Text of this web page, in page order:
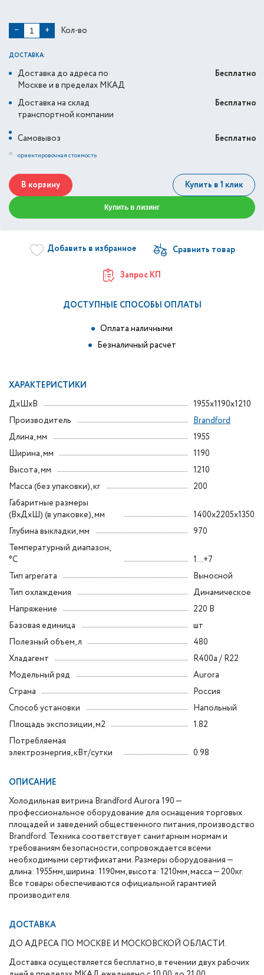
− + Кол-во
ДОСТАВКА:
Доставка до адреса по
Москве и в пределах МКАД
Бесплатно
Доставка на склад
транспортной компании
Бесплатно
Самовывоз
Бесплатно
* ориентировочная стоимость
В корзину Купить в 1 клик
Купить в лизинг
Добавить в избранное
Запрос КП
ДОСТУПНЫЕ СПОСОБЫ ОПЛАТЫ
Оплата наличными
Безналичный расчет
ХАРАКТЕРИСТИКИ
ДxШxВ
1955x1190x1210
Производитель
Brandford
Длина, мм
1955
Ширина, мм
1190
Высота, мм
1210
Масса (без упаковки), кг
200
Габаритные размеры
(ВxДxШ) (в упаковке), мм
1400x2205x1350
Глубина выкладки, мм
970
Температурный диапазон,
°C
1...+7
Тип агрегата
Выносной
Тип охлаждения
Динамическое
Напряжение
220 В
Базовая единица
шт
Полезный объем, л
480
Хладагент
R400a / R22
Модельный ряд
Aurora
Страна
Россия
Способ установки
Напольный
Площадь экспозиции, м2
1.82
Потребляемая
электроэнергия, кВт/сутки
0.98
ОПИСАНИЕ
Холодильная витрина Brandford Aurora 190 —
профессиональное оборудование для оснащения торговых
площадей и заведений общественного питания, производство
Brandford. Техника соответствует санитарным нормам и
требованиям безопасности, сопровождается всеми
необходимыми сертификатами. Размеры оборудования —
длина: 1955мм, ширина: 1190мм, высота: 1210мм, масса — 200кг.
Все товары обеспечиваются официальной гарантией
производителя.
ДОСТАВКА
ДО АДРЕСА ПО МОСКВЕ И МОСКОВСКОЙ ОБЛАСТИ.
Доставка осуществляется бесплатно, в течении двух рабочих